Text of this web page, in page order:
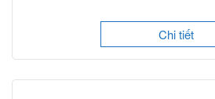
Chi tiết